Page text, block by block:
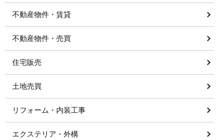
不動産物件・賃貸
不動産物件・売買
住宅販売
土地売買
リフォーム・内装工事
エクステリア・外構